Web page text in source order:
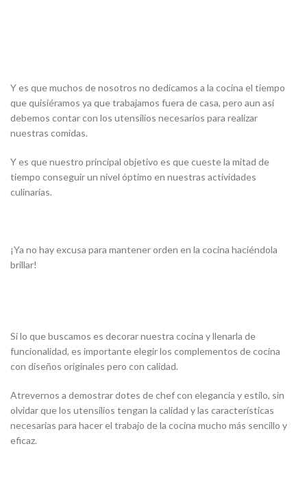
Y es que muchos de nosotros no dedicamos a la cocina el tiempo
que quisiéramos ya que trabajamos fuera de casa, pero aun así
debemos contar con los utensilios necesarios para realizar
nuestras comidas.
Y es que nuestro principal objetivo es que cueste la mitad de
tiempo conseguir un nivel óptimo en nuestras actividades
culinarias.
¡Ya no hay excusa para mantener orden en la cocina haciéndola
brillar!
Si lo que buscamos es decorar nuestra cocina y llenarla de
funcionalidad, es importante elegir los complementos de cocina
con diseños originales pero con calidad.
Atrevernos a demostrar dotes de chef con elegancia y estilo, sin
olvidar que los utensilios tengan la calidad y las características
necesarias para hacer el trabajo de la cocina mucho más sencillo y
eficaz.